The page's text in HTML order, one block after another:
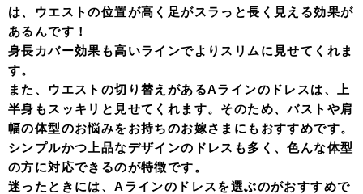
は、ウエストの位置が高く足がスラっと長く見える効果が
あるんです！
身長カバー効果も高いラインでよりスリムに見せてくれま
す。
また、ウエストの切り替えがあるAラインのドレスは、上
半身もスッキリと見せてくれます。そのため、バストや肩
幅の体型のお悩みをお持ちのお嫁さまにもおすすめです。
シンプルかつ上品なデザインのドレスも多く、色んな体型
の方に対応できるのが特徴です。
迷ったときには、Aラインのドレスを選ぶのがおすすめで